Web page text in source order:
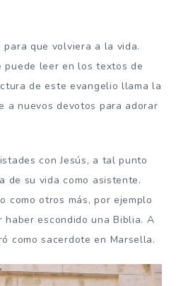
para que volviera a la vida.
puede leer en los textos de
de este evangelio llama la
a nuevos devotos para adorar
con Jesús, a tal punto
de su vida como asistente.
como otros más, por ejemplo
haber escondido una Biblia. A
como sacerdote en Marsella.